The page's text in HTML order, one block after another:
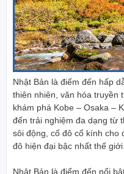
Nhật Bản là điểm đến hấp
thiên nhiên, văn hóa truyền
khám phá Kobe – Osaka –
đến trải nghiệm đa dạng từ
sôi động, cố đô cổ kính cho
đô hiện đại bậc nhất thế giới.
Nhật Bản là điểm đến nổi